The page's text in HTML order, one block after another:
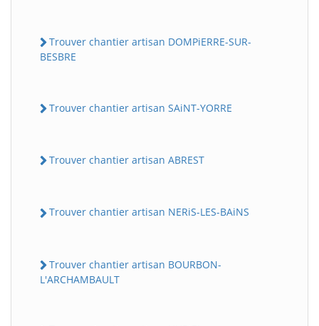
Trouver chantier artisan DOMPiERRE-SUR-
BESBRE
Trouver chantier artisan SAiNT-YORRE
Trouver chantier artisan ABREST
Trouver chantier artisan NERiS-LES-BAiNS
Trouver chantier artisan BOURBON-
L'ARCHAMBAULT